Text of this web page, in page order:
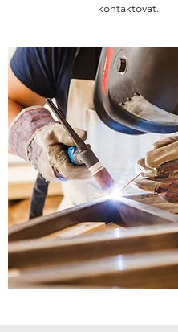
kontaktovat.